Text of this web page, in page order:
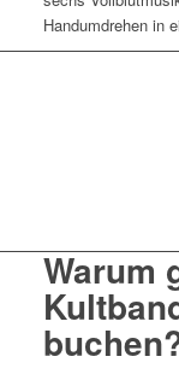
Handumdrehen in
Warum